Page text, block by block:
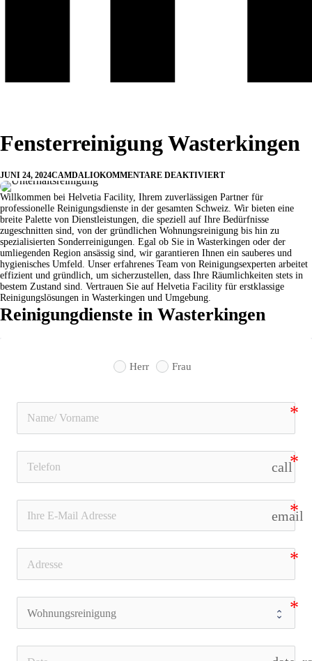
Fensterreinigung Wasterkingen
JUNI 24, 2024CAMDALIOKOMMENTARE DEAKTIVIERT
Willkommen bei Helvetia Facility, Ihrem zuverlässigen Partner für
professionelle Reinigungsdienste in der gesamten Schweiz. Wir bieten eine
breite Palette von Dienstleistungen, die speziell auf Ihre Bedürfnisse
zugeschnitten sind, von der gründlichen Wohnungsreinigung bis hin zu
spezialisierten Sonderreinigungen. Egal ob Sie in Wasterkingen oder der
umliegenden Region ansässig sind, wir garantieren Ihnen ein sauberes und
hygienisches Umfeld. Unser erfahrenes Team von Reinigungsexperten arbeitet
effizient und gründlich, um sicherzustellen, dass Ihre Räumlichkeiten stets in
bestem Zustand sind. Vertrauen Sie auf Helvetia Facility für erstklassige
Reinigungslösungen in Wasterkingen und Umgebung.
Reinigungdienste in Wasterkingen
Herr Frau
call
email